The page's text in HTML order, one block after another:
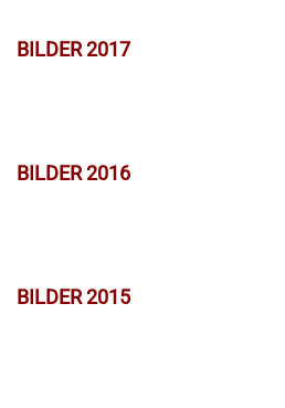
BILDER 2017
BILDER 2016
BILDER 2015